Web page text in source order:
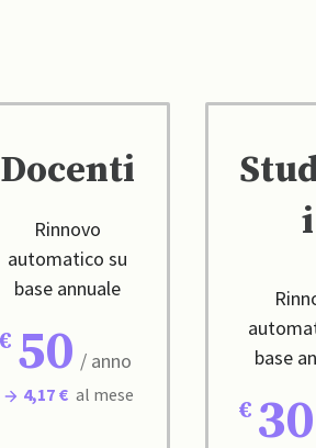
Docenti
Rinnovo
automatico su
base annuale
50 / anno
4,17 € al mese
i
base
30